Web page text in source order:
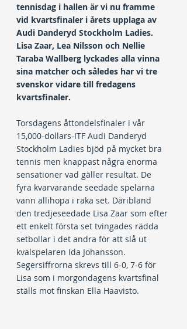
tennisdag i hallen är vi nu framme
vid kvartsfinaler i årets upplaga av
Audi Danderyd Stockholm Ladies.
Lisa Zaar, Lea Nilsson och Nellie
Taraba Wallberg lyckades alla vinna
sina matcher och således har vi tre
svenskor vidare till fredagens
kvartsfinaler.
Torsdagens åttondelsfinaler i vår
15,000-dollars-ITF Audi Danderyd
Stockholm Ladies bjöd på mycket bra
tennis men knappast några enorma
sensationer vad gäller resultat. De
fyra kvarvarande seedade spelarna
vann allihopa i raka set. Däribland
den tredjeseedade Lisa Zaar som efter
ett enkelt första set tvingades rädda
setbollar i det andra för att slå ut
kvalspelaren Ida Johansson.
Segersiffrorna skrevs till 6-0, 7-6 för
Lisa som i morgondagens kvartsfinal
ställs mot finskan Ella Haavisto.